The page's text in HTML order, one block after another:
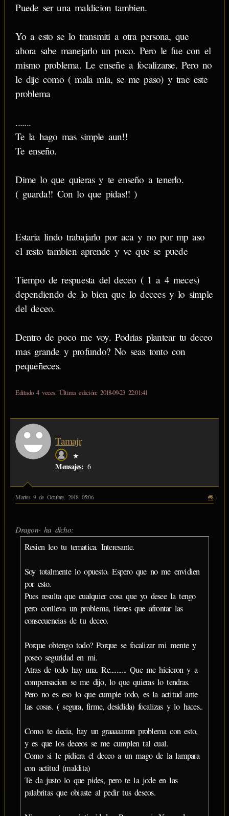
Puede ser una maldicion tambien.
Yo a esto se lo transmiti a otra persona, que
ahora sabe manejarlo un poco. Pero le fue con el
mismo problema. Le enseñe a focalizarse. Pero no
le dije como ( mala mia, se me paso) y trae este
problema
.......
Te la hago mas simple aun!!
Te enseño.
Dime lo que quieras y te enseño a tenerlo.
( guarda!! Con lo que pidas!! )
Estaria lindo trabajarlo por aca y no por mp aso
el resto tambien aprende y ve que se puede
Tiempo de respuesta del deceo ( 1 a 4 meces)
dependiendo de lo bien que lo decees y lo simple
del deceo.
Dentro de poco me voy. Podrias plantear tu deceo
mas grande y profundo? No seas tonto con
pequeñeces.
Editado 4 veces. Última edición: 2018-09-23 22:01:41
Tamajr
★
Mensajes: 6
Martes 9 de Octubre, 2018 05:06 #8
Dragon- ha dicho:
Resien leo tu tematica. Interesante.
Soy totalmente lo opuesto. Espero que no me envidien
por esto.
Pues resulta que cualquier cosa que yo desee la tengo
pero conlleva un problema, tienes que afrontar las
consecuencias de tu deceo.
Porque obtengo todo? Porque se focalizar mi mente y
poseo seguridad en mi.
Atras de todo hay una. Re.......... Que me hicieron y a
compensacion se me dijo, lo que quieras lo tendras.
Pero no es eso lo que cumple todo, es la actitud ante
las cosas. ( segura, firme, desidida) focalizas y lo haces..
Como te decia, hay un graaaaannn problema con esto,
y es que los deceos se me cumplen tal cual.
Como si le pidiera el deceo a un mago de la lampara
con actitud (maldita)
Te da justo lo que pides, pero te la jode en las
palabritas que obiaste al pedir tus deseos.